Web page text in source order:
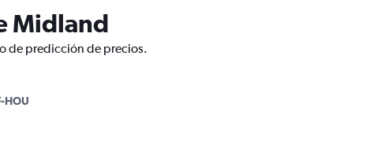
Midland
de predicción de precios.
HOU